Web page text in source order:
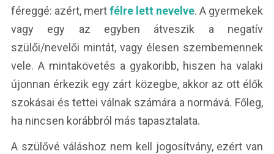
féreggé: azért, mertfélre lett nevelve. A gyermekek
vagy egy az egyben átveszik a negatív
szülői/nevelői mintát, vagy élesen szembemennek
vele. A mintakövetés a gyakoribb, hiszen ha valaki
újonnan érkezik egy zárt közegbe, akkor az ott élők
szokásai és tettei válnak számára a normává. Főleg,
ha nincsen korábbról más tapasztalata.
A szülővé váláshoz nem kell jogosítvány, ezért van